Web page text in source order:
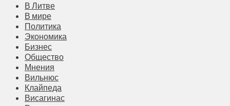
В Литве
В мире
Политика
Экономика
Бизнес
Общество
Мнения
Вильнюс
Клайпеда
Висагинас